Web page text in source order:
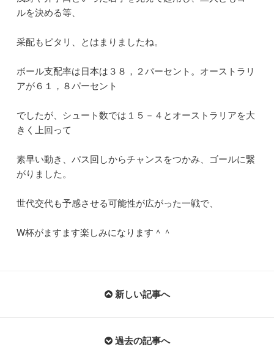
ルを決める等、
采配もピタリ、とはまりましたね。
ボール支配率は日本は３８，２パーセント。オーストラリ
アが６１，８パーセント
でしたが、シュート数では１５－４とオーストラリアを大
きく上回って
素早い動き、パス回しからチャンスをつかみ、ゴールに繋
がりました。
世代交代も予感させる可能性が広がった一戦で、
W杯がますます楽しみになります＾＾
新しい記事へ
過去の記事へ